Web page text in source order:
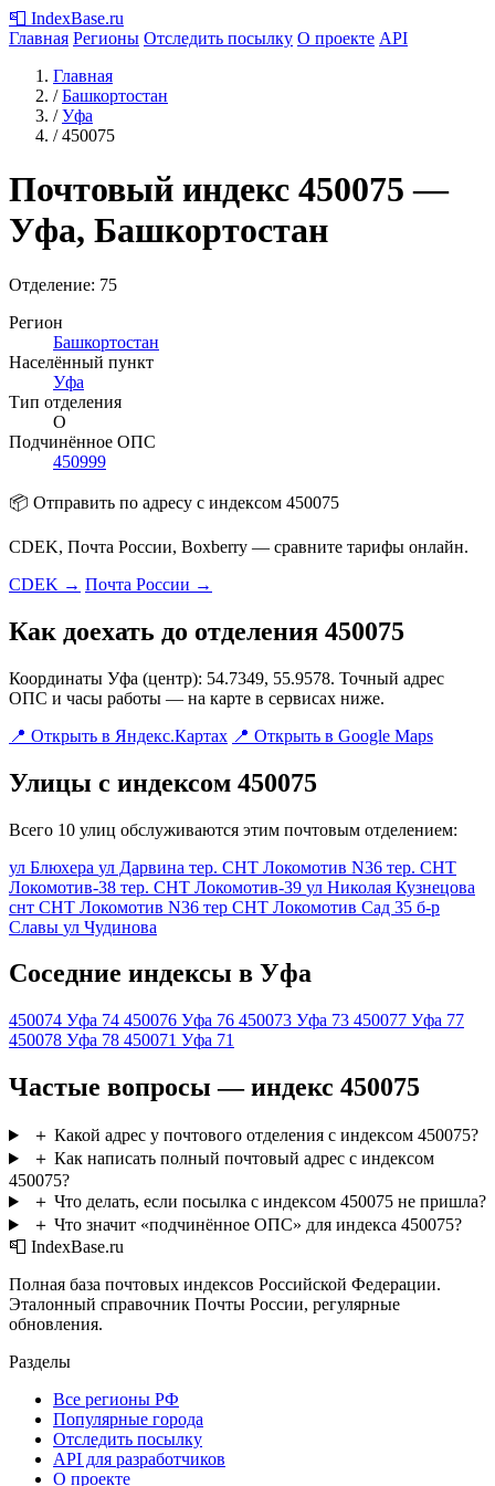
📮 IndexBase.ru
Главная Регионы Отследить посылку О проекте API
Главная
/ Башкортостан
/ Уфа
/ 450075
Почтовый индекс 450075 —
Уфа, Башкортостан
Отделение: 75
Регион
Башкортостан
Населённый пункт
Уфа
Тип отделения
О
Подчинённое ОПС
450999
📦 Отправить по адресу с индексом 450075
CDEK, Почта России, Boxberry — сравните тарифы онлайн.
CDEK → Почта России →
Как доехать до отделения 450075
Координаты Уфа (центр): 54.7349, 55.9578. Точный адрес
ОПС и часы работы — на карте в сервисах ниже.
📍 Открыть в Яндекс.Картах 📍 Открыть в Google Maps
Улицы с индексом 450075
Всего 10 улиц обслуживаются этим почтовым отделением:
ул Блюхера ул Дарвина тер. СНТ Локомотив N36 тер. СНТ
Локомотив-38 тер. СНТ Локомотив-39 ул Николая Кузнецова
снт СНТ Локомотив N36 тер СНТ Локомотив Сад 35 б-р
Славы ул Чудинова
Соседние индексы в Уфа
450074 Уфа 74 450076 Уфа 76 450073 Уфа 73 450077 Уфа 77
450078 Уфа 78 450071 Уфа 71
Частые вопросы — индекс 450075
＋ Какой адрес у почтового отделения с индексом 450075?
＋ Как написать полный почтовый адрес с индексом
450075?
＋ Что делать, если посылка с индексом 450075 не пришла?
＋ Что значит «подчинённое ОПС» для индекса 450075?
📮 IndexBase.ru
Полная база почтовых индексов Российской Федерации.
Эталонный справочник Почты России, регулярные
обновления.
Разделы
Все регионы РФ
Популярные города
Отследить посылку
API для разработчиков
О проекте